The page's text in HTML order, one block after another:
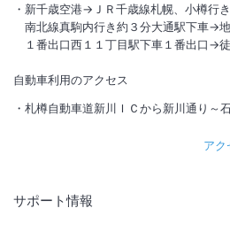
新千歳空港→ＪＲ千歳線札幌、小樽行
南北線真駒内行き約３分大通駅下車→
１番出口西１１丁目駅下車１番出口→
自動車利用のアクセス
札樽自動車道新川ＩＣから新川通り～
アク
サポート情報